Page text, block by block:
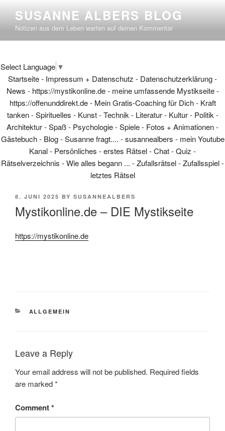
content
SUSANNE ALBERS BLOG
Notizen aus dem Leben warten auf deinen Kommentar
Select Language ▼
Startseite- Impressum + Datenschutz - Datenschutzerklärung-
News - https://mystikonline.de - meine umfassende Mystikseite-
https://offenunddirekt.de - Mein Gratis-Coaching für Dich- Kraft
tanken-Spirituelles - Kunst-Technik - Literatur- Kultur- Politik -
Architektur-Spaß- Psychologie-Spiele- Fotos + Animationen-
Gästebuch- Blog-Susanne fragt.... -susannealbers - mein Youtube
Kanal- Persönliches -erstes Rätsel-Chat-Quiz -
Rätselverzeichnis -Wie alles begann ... -Zufallsrätsel-Zufallsspiel-
letztes Rätsel
POSTED
8. JUNI 2025 BY SUSANNEALBERS
Mystikonline.de – DIE Mystikseite
https://mystikonline.de
CATEGORIES
ALLGEMEIN
Leave a Reply
Your email address will not be published. Required fields
are marked*
Comment*